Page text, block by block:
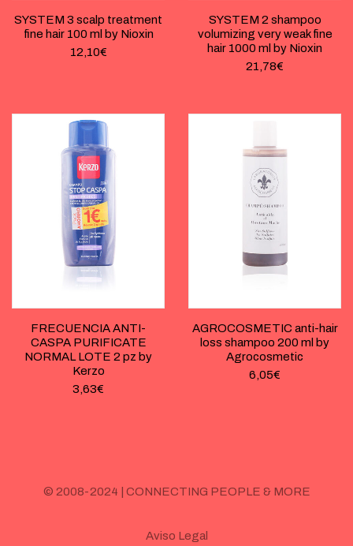
SYSTEM 3 scalp treatment
fine hair 100 ml by Nioxin
12,10€
SYSTEM 2 shampoo
volumizing very weak fine
hair 1000 ml by Nioxin
21,78€
FRECUENCIA ANTI-
CASPA PURIFICATE
NORMAL LOTE 2 pz by
Kerzo
3,63€
AGROCOSMETIC anti-hair
loss shampoo 200 ml by
Agrocosmetic
6,05€
© 2008-2024 | CONNECTING PEOPLE & MORE
Aviso Legal